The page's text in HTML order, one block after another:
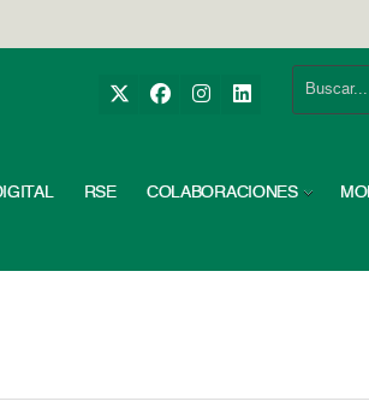
RSE COLABORACIONES